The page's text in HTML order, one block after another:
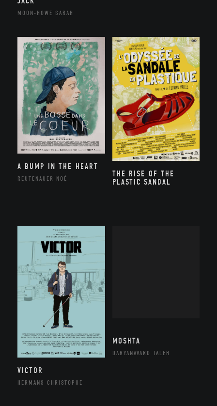
MOON-HOWE SARAH
A BUMP IN THE HEART
REUTENAUER NOÉ
THE RISE OF THE
PLASTIC SANDAL
VICTOR
HERMANS CHRISTOPHE
MOSHTA
DARYANAVARD TALEH